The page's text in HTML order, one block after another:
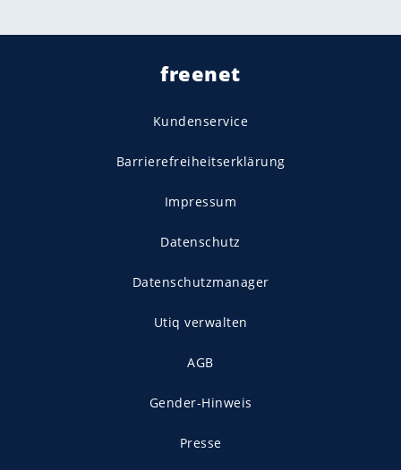
freenet
Kundenservice
Barrierefreiheitserklärung
Impressum
Datenschutz
Datenschutzmanager
Utiq verwalten
AGB
Gender-Hinweis
Presse